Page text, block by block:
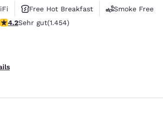
Free Hot Breakfast
Smoke Free
Bewertung. Sehr gut. 1454 Bewertungen
4.2Sehr gut(1.454)